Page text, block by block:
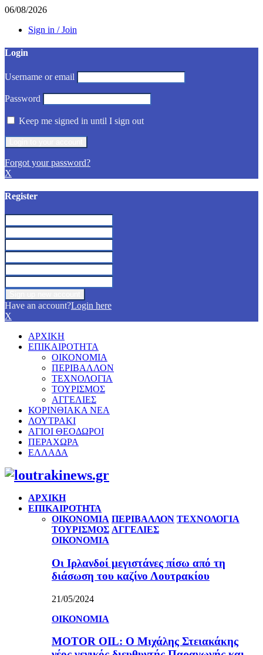
06/08/2026
Sign in / Join
Login
Username or email
Password
Keep me signed in until I sign out
Forgot your password?
X
Register
Have an account?Login here
X
ΑΡΧΙΚΗ
ΕΠΙΚΑΙΡΟΤΗΤΑ
ΟΙΚΟΝΟΜΙΑ
ΠΕΡΙΒΑΛΛΟΝ
ΤΕΧΝΟΛΟΓΙΑ
ΤΟΥΡΙΣΜΟΣ
ΑΓΓΕΛΙΕΣ
ΚΟΡΙΝΘΙΑΚΑ ΝΕΑ
ΛΟΥΤΡΑΚΙ
ΑΓΙΟΙ ΘΕΟΔΩΡΟΙ
ΠΕΡΑΧΩΡΑ
ΕΛΛΑΔΑ
Facebook
Twitter
Instagram
Pinterest
Youtube
ΑΡΧΙΚΗ
ΕΠΙΚΑΙΡΟΤΗΤΑ
ΟΙΚΟΝΟΜΙΑ ΠΕΡΙΒΑΛΛΟΝ ΤΕΧΝΟΛΟΓΙΑ
ΤΟΥΡΙΣΜΟΣ ΑΓΓΕΛΙΕΣ
ΟΙΚΟΝΟΜΙΑ
Οι Ιρλανδοί μεγιστάνες πίσω από τη
διάσωση του καζίνο Λουτρακίου
21/05/2024
ΟΙΚΟΝΟΜΙΑ
MOTOR OIL: Ο Μιχάλης Στειακάκης